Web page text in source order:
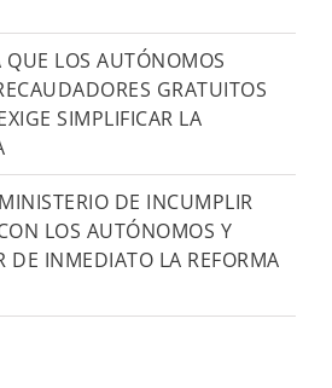
LOS AUTÓNOMOS
GRATUITOS
SIMPLIFICAR LA
DE INCUMPLIR
LOS AUTÓNOMOS Y
DE INMEDIATO LA REFORMA